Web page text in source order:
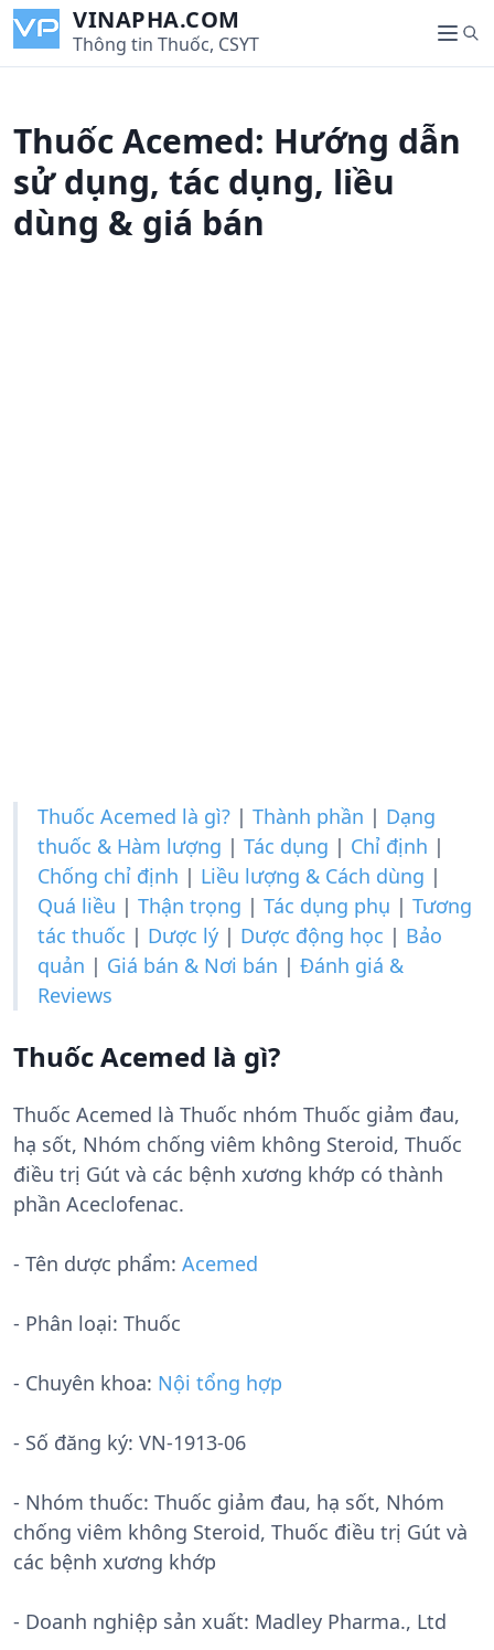
i
VINAPHA.COM
Thông tin Thuốc, CSYT
M
e
u
S
e
Thuốc Acemed: Hướng dẫn
sử dụng, tác dụng, liều
dùng & giá bán
Thuốc Acemed là gì? | Thành phần | Dạng
thuốc & Hàm lượng | Tác dụng | Chỉ định |
Chống chỉ định | Liều lượng & Cách dùng |
Quá liều | Thận trọng | Tác dụng phụ | Tương
tác thuốc | Dược lý | Dược động học | Bảo
quản | Giá bán & Nơi bán | Đánh giá &
Reviews
Thuốc Acemed là gì?
Thuốc Acemed là Thuốc nhóm Thuốc giảm đau,
hạ sốt, Nhóm chống viêm không Steroid, Thuốc
điều trị Gút và các bệnh xương khớp có thành
phần Aceclofenac.
- Tên dược phẩm: Acemed
- Phân loại: Thuốc
- Chuyên khoa: Nội tổng hợp
- Số đăng ký: VN-1913-06
- Nhóm thuốc: Thuốc giảm đau, hạ sốt, Nhóm
chống viêm không Steroid, Thuốc điều trị Gút và
các bệnh xương khớp
- Doanh nghiệp sản xuất: Madley Pharma., Ltd